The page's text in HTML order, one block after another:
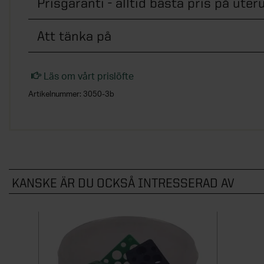
Att tänka på
Läs om vårt prislöfte
Artikelnummer: 3050-3b
KANSKE ÄR DU OCKSÅ INTRESSERAD AV